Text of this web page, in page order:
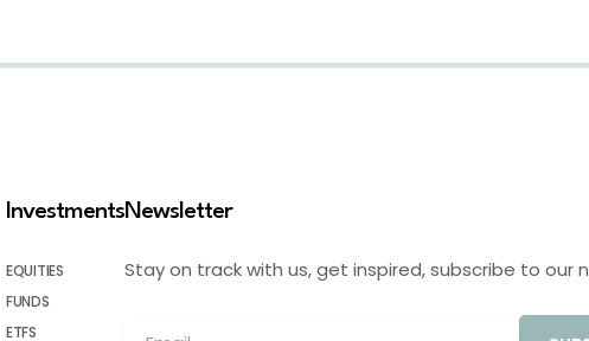
Investments
EQUITIES
FUNDS
ETFS
Newsletter
Stay on track with us, get inspired, subscribe to our